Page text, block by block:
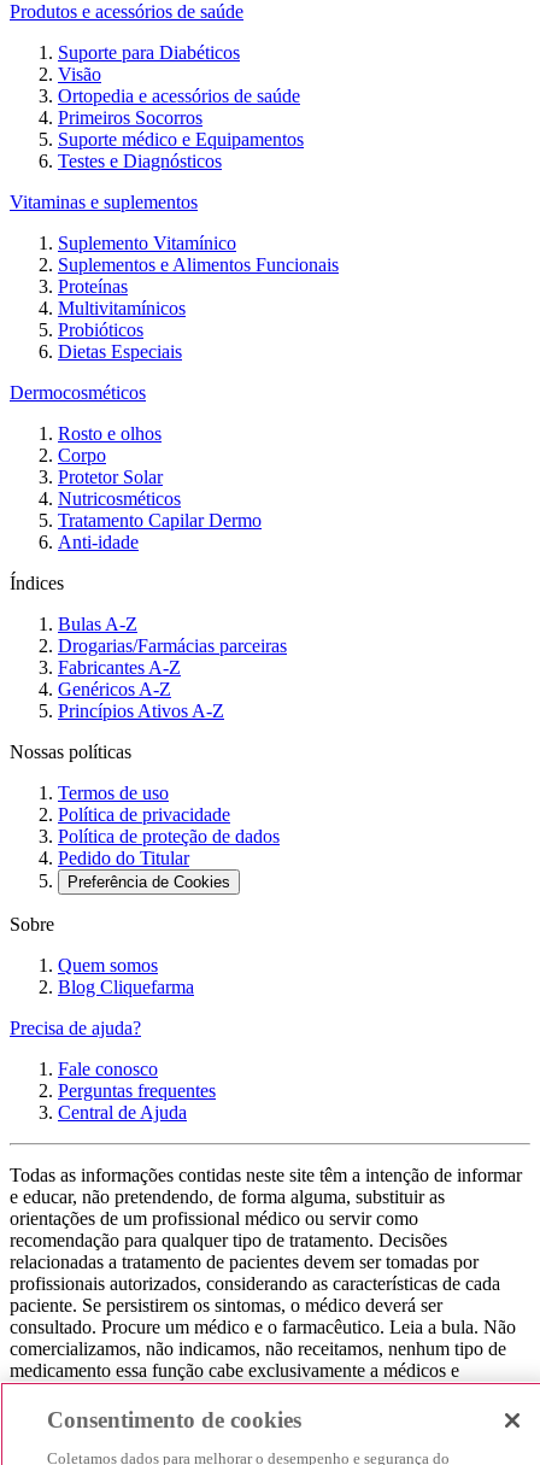
Produtos e acessórios de saúde
Suporte para Diabéticos
Visão
Ortopedia e acessórios de saúde
Primeiros Socorros
Suporte médico e Equipamentos
Testes e Diagnósticos
Vitaminas e suplementos
Suplemento Vitamínico
Suplementos e Alimentos Funcionais
Proteínas
Multivitamínicos
Probióticos
Dietas Especiais
Dermocosméticos
Rosto e olhos
Corpo
Protetor Solar
Nutricosméticos
Tratamento Capilar Dermo
Anti-idade
Índices
Bulas A-Z
Drogarias/Farmácias parceiras
Fabricantes A-Z
Genéricos A-Z
Princípios Ativos A-Z
Nossas políticas
Termos de uso
Política de privacidade
Política de proteção de dados
Pedido do Titular
Preferência de Cookies
Sobre
Quem somos
Blog Cliquefarma
Precisa de ajuda?
Fale conosco
Perguntas frequentes
Central de Ajuda
Todas as informações contidas neste site têm a intenção de informar
e educar, não pretendendo, de forma alguma, substituir as
orientações de um profissional médico ou servir como
recomendação para qualquer tipo de tratamento. Decisões
relacionadas a tratamento de pacientes devem ser tomadas por
profissionais autorizados, considerando as características de cada
paciente. Se persistirem os sintomas, o médico deverá ser
consultado. Procure um médico e o farmacêutico. Leia a bula. Não
comercializamos, não indicamos, não receitamos, nenhum tipo de
medicamento essa função cabe exclusivamente a médicos e
consultar seu médico. Não somos uma loja ou marketplace, ou seja,
que você encontre o preço mais barato, comparando os preços de
Consentimento de cookies
Coletamos dados para melhorar o desempenho e segurança do